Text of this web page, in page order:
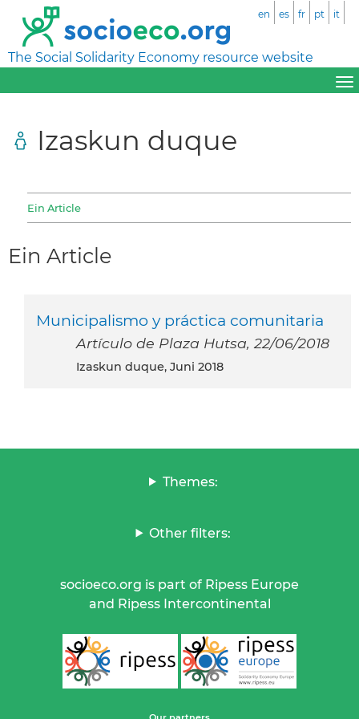
The Social Solidarity Economy resource website
en es fr pt it
Izaskun duque
Ein Article
Ein Article
Municipalismo y práctica comunitaria
Artículo de Plaza Hutsa, 22/06/2018
Izaskun duque, Juni 2018
Themes:
Other filters:
socioeco.org is part of Ripess Europe
and Ripess Intercontinental